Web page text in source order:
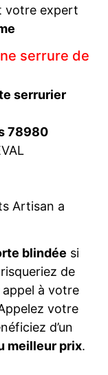
votre expert
serrure de
serrurier
78980
Artisan a
blindée si
de
appel à votre
votre
d’un
meilleur prix.